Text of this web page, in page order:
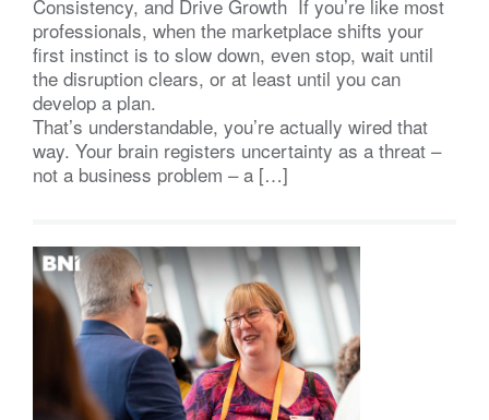
Consistency, and Drive Growth If you’re like most
professionals, when the marketplace shifts your
first instinct is to slow down, even stop, wait until
the disruption clears, or at least until you can
develop a plan.
That’s understandable, you’re actually wired that
way. Your brain registers uncertainty as a threat –
not a business problem – a […]